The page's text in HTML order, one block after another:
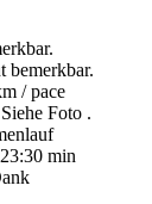
bemerkbar.
/ pace
Foto .
min